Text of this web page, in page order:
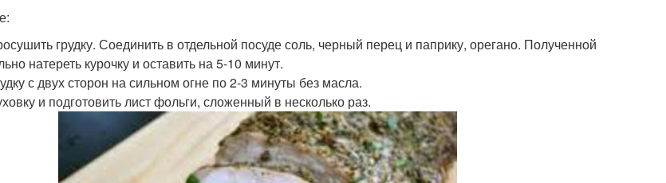
грудку. Соединить в отдельной посуде соль, черный перец и паприку, орегано. Полученной
натереть курочку и оставить на 5-10 минут.
с двух сторон на сильном огне по 2-3 минуты без масла.
и подготовить лист фольги, сложенный в несколько раз.